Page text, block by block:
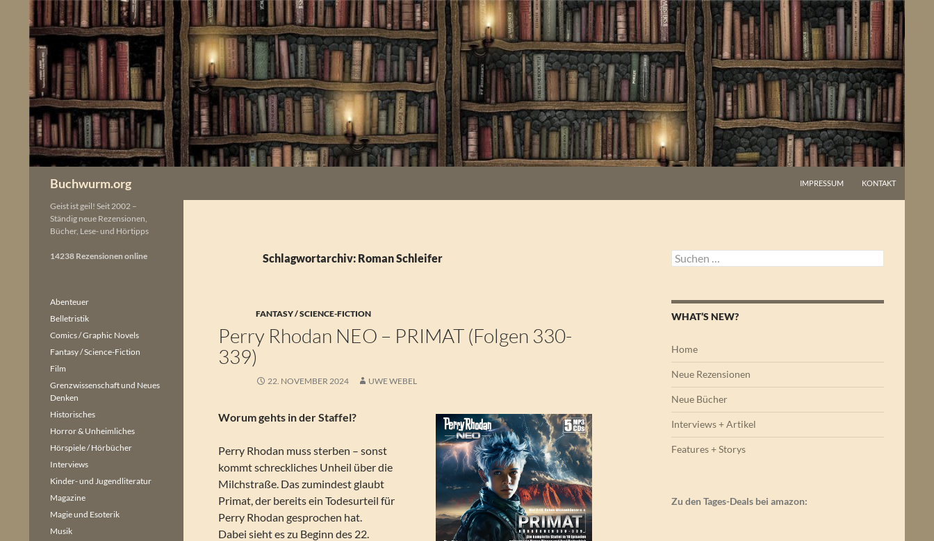
springen
Buchwurm.org IMPRESSUM KONTAKT
Schlagwortarchiv: Roman Schleifer
FANTASY / SCIENCE-FICTION
Perry Rhodan NEO – PRIMAT (Folgen 330-
339)
22. NOVEMBER 2024 UWE WEBEL
Worum gehts in der Staffel?
Perry Rhodan muss sterben – sonst
kommt schreckliches Unheil über die
Milchstraße. Das zumindest glaubt
Primat, der bereits ein Todesurteil für
Perry Rhodan gesprochen hat.
Dabei sieht es zu Beginn des 22.
Suchen
nach:
WHAT’S NEW?
Home
Neue Rezensionen
Neue Bücher
Interviews + Artikel
Features + Storys
Zu den Tages-Deals bei amazon:
Geist ist geil! Seit 2002 –
Ständig neue Rezensionen,
Bücher, Lese- und Hörtipps
14238 Rezensionen online
Abenteuer
Belletristik
Comics / Graphic Novels
Fantasy / Science-Fiction
Film
Grenzwissenschaft und Neues
Denken
Historisches
Horror & Unheimliches
Hörspiele / Hörbücher
Interviews
Kinder- und Jugendliteratur
Magazine
Magie und Esoterik
Musik